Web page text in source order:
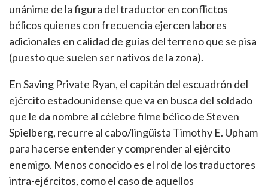
unánime de la figura del traductor en conflictos
bélicos quienes con frecuencia ejercen labores
adicionales en calidad de guías del terreno que se pisa
(puesto que suelen ser nativos de la zona).
En Saving Private Ryan, el capitán del escuadrón del
ejército estadounidense que va en busca del soldado
que le da nombre al célebre filme bélico de Steven
Spielberg, recurre al cabo/lingüista Timothy E. Upham
para hacerse entender y comprender al ejército
enemigo. Menos conocido es el rol de los traductores
intra-ejércitos, como el caso de aquellos